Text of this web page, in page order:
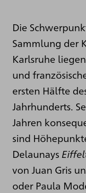
Die
Sammlung der
Karlsruhe
und
ersten Hälfte
Jahrhunderts.
Jahren
sind
Delaunays
von Juan Gris
oder Paula